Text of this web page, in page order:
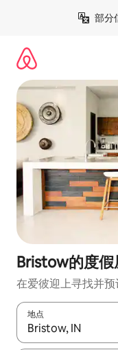
部分
Bristow的度假
在爱彼迎上寻找并
地点
如有搜索结果，请